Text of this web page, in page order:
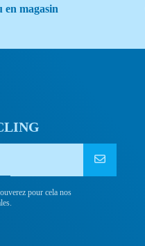
en magasin
pour cela nos